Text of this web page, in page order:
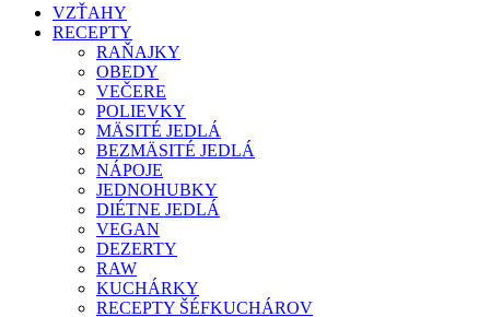
VZŤAHY
RECEPTY
RAŇAJKY
OBEDY
VEČERE
POLIEVKY
MÄSITÉ JEDLÁ
BEZMÄSITÉ JEDLÁ
NÁPOJE
JEDNOHUBKY
DIÉTNE JEDLÁ
VEGAN
DEZERTY
RAW
KUCHÁRKY
RECEPTY ŠÉFKUCHÁROV